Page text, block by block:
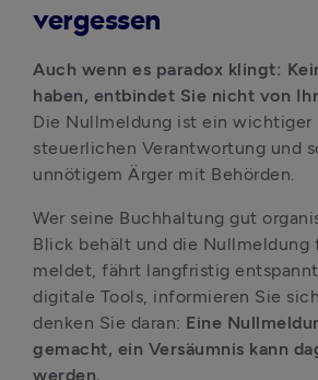
vergessen
Auch wenn es paradox klingt:
Die Nullmeldung ist ein wichtiger
steuerlichen Verantwortung und
unnötigem Ärger mit Behörden.
Wer seine Buchhaltung gut
Blick behält und die Nullmeldung
meldet, fährt langfristig
digitale Tools, informieren Sie
denken Sie daran: Eine
gemacht, ein Versäumnis kann
werden.